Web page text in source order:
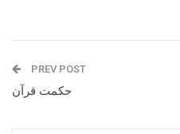
PREV POST
حکمت قرآن